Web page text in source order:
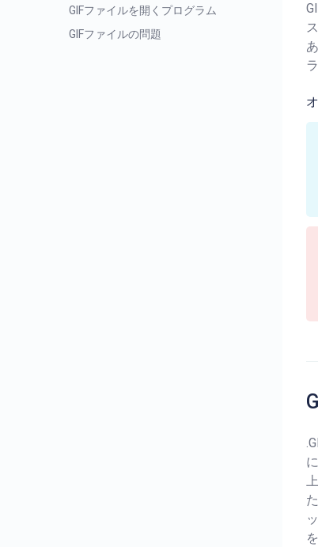
GIFファイルを開くプログラム
GIFファイルの問題